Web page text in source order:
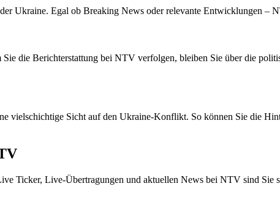
Ukraine. Egal ob Breaking News oder relevante Entwicklungen –
die Berichterstattung bei NTV verfolgen, bleiben Sie über die
Sicht auf den Ukraine-Konflikt. So können Sie die
Live-Übertragungen und aktuellen News bei NTV sind Sie